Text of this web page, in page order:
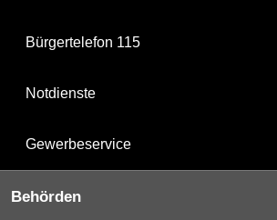
Bürgertelefon 115
Notdienste
Gewerbeservice
Behörden